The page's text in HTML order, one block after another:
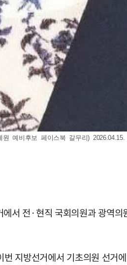
원 예비후보 페이스북 갈무리)
서 전·현직 국회의원과 광역
지방선거에서 기초의원 선거